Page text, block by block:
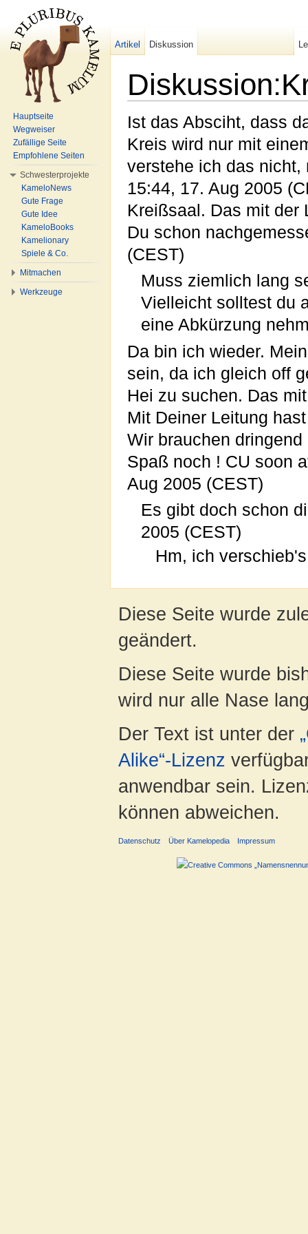
Ist das Absciht, dass
Kreis wird nur mit
verstehe ich das
15:44, 17. Aug 2005
Kreißsaal. Das mit der
Du schon
(CEST)
Muss ziemlich lang
Vielleicht solltest du
eine Abkürzung
Da bin ich wieder.
sein, da ich gleich off
Hei zu suchen. Das
Mit Deiner Leitung
Wir brauchen
Spaß noch ! CU soon
Aug 2005 (CEST)
Es gibt doch schon
2005 (CEST)
Hm, ich
Artikel Diskussion
Hauptseite
Wegweiser
Zufällige Seite
Empfohlene Seiten
Schwesterprojekte
KameloNews
Gute Frage
Gute Idee
KameloBooks
Kamelionary
Spiele & Co.
Mitmachen
Werkzeuge
Diese Seite wurde
geändert.
Diese Seite wurde
wird nur alle Nase
Der Text ist unter der
Alike“-Lizenz
anwendbar sein.
können abweichen.
Datenschutz Über Kamelopedia Impressum